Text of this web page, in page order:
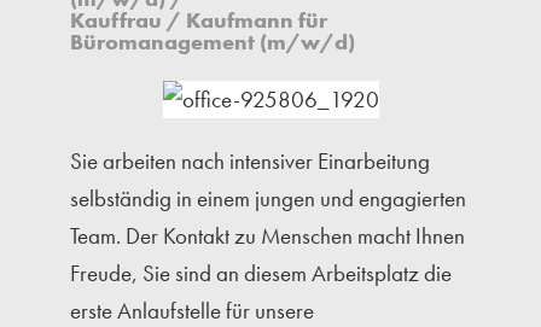
Kauffrau / Kaufmann für
Büromanagement (m/w/d)
Sie arbeiten nach intensiver Einarbeitung
selbständig in einem jungen und engagierten
Team. Der Kontakt zu Menschen macht Ihnen
Freude, Sie sind an diesem Arbeitsplatz die
erste Anlaufstelle für unsere